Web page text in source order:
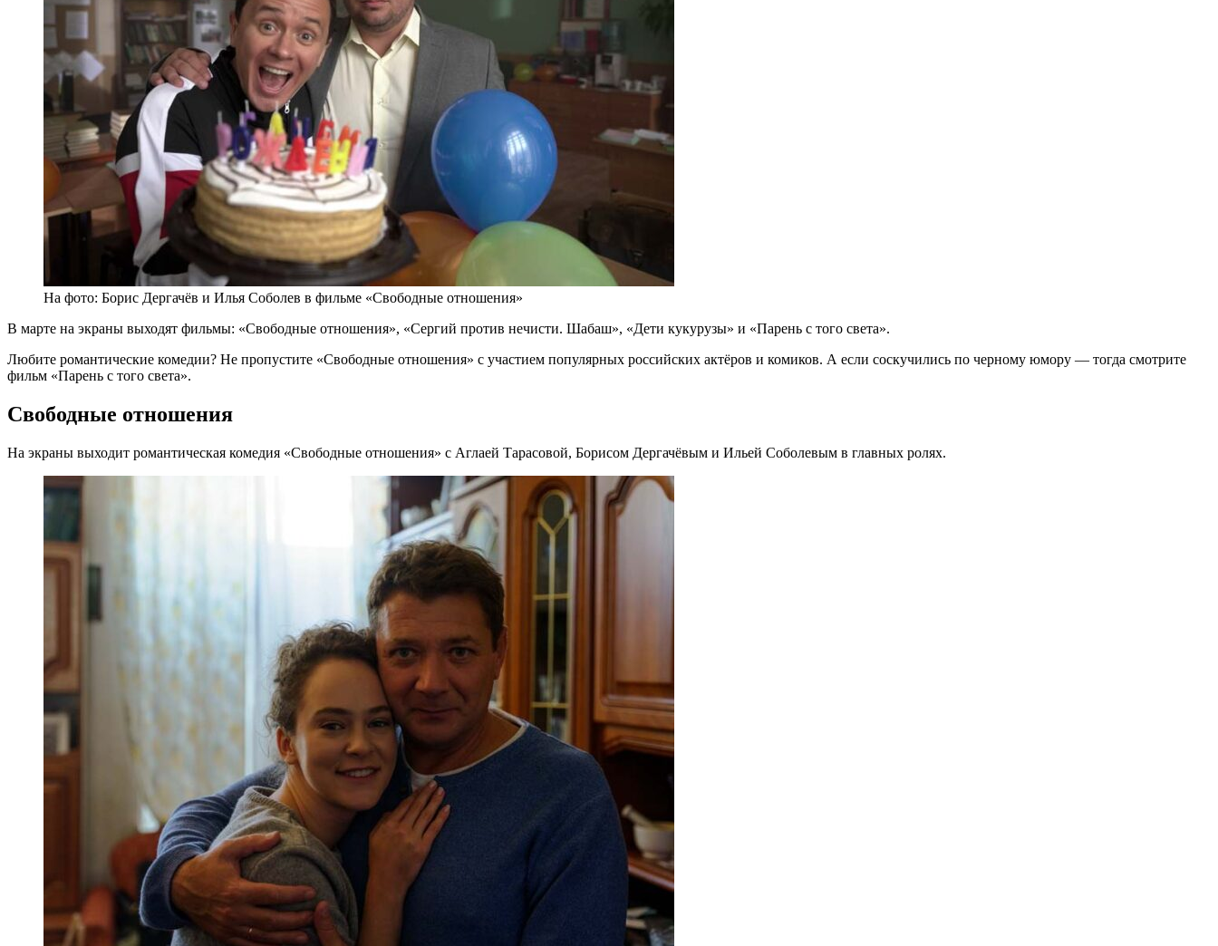
На фото: Борис Дергачёв и Илья Соболев в фильме «Свободные отношения»
В марте на экраны выходят фильмы: «Свободные отношения», «Сергий против нечисти. Шабаш», «Дети кукурузы» и «Парень с того света».
Любите романтические комедии? Не пропустите «Свободные отношения» с участием популярных российских актёров и комиков. А если соскучились по черному юмору — тогда смотрите
фильм «Парень с того света».
Свободные отношения
На экраны выходит романтическая комедия «Свободные отношения» с Аглаей Тарасовой, Борисом Дергачёвым и Ильей Соболевым в главных ролях.